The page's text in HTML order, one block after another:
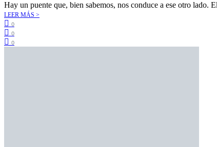
Hay un puente que, bien sabemos, nos conduce a ese otro lado.
LEER MÁS >
0
0
0